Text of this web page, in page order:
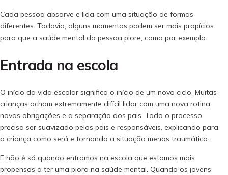
Cada pessoa absorve e lida com uma situação de formas
diferentes. Todavia, alguns momentos podem ser mais propícios
para que a saúde mental da pessoa piore, como por exemplo:
Entrada na escola
O início da vida escolar significa o início de um novo ciclo. Muitas
crianças acham extremamente difícil lidar com uma nova rotina,
novas obrigações e a separação dos pais. Todo o processo
precisa ser suavizado pelos pais e responsáveis, explicando para
a criança como será e tornando a situação menos traumática.
E não é só quando entramos na escola que estamos mais
propensos a ter uma piora na saúde mental. Quando os jovens